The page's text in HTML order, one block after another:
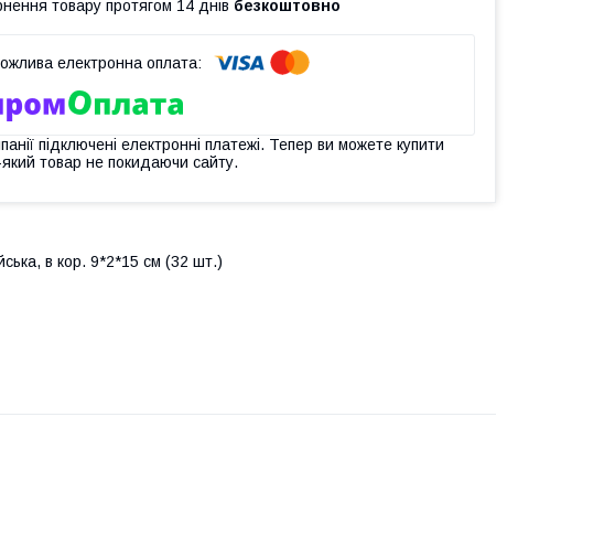
товару протягом 14 днів безкоштовно
підключені електронні платежі. Тепер ви можете купити
товар не покидаючи сайту.
в кор. 9*2*15 см (32 шт.)